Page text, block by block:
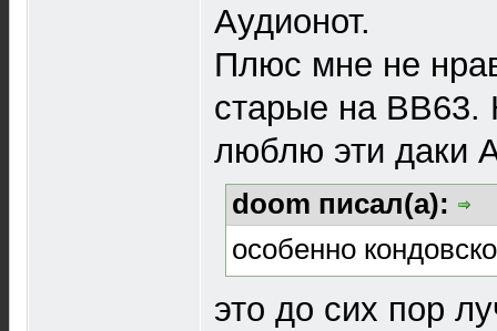
Аудионот.
Плюс мне не
cтарые на BB63.
люблю эти даки
doom писал(а):
особенно
это до сих пор